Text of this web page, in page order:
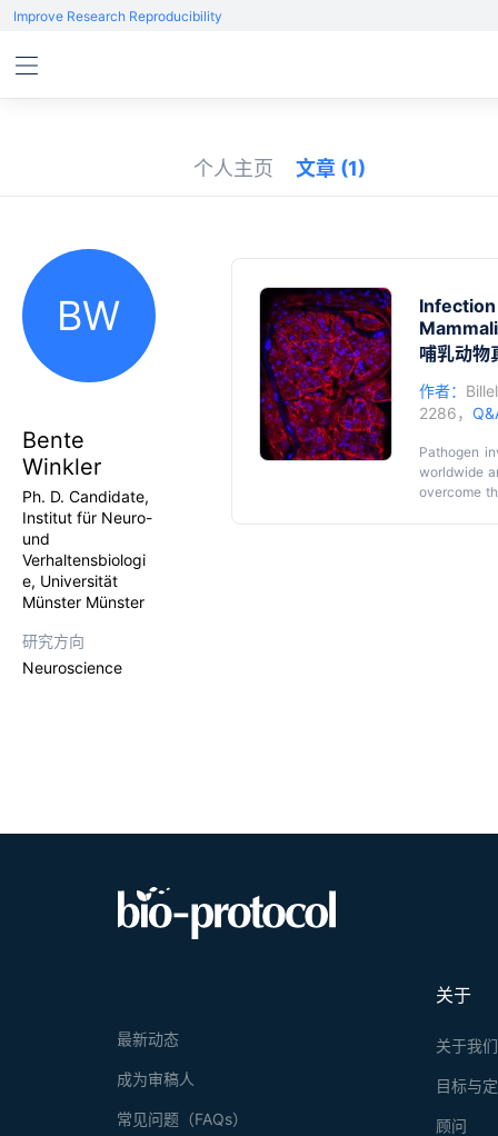
Improve Research Reproducibility
个人主页 文章 (1)
BW
Bente
Winkler
Ph. D. Candidate,
Institut für Neuro-
und
Verhaltensbiologi
e, Universität
Münster Münster
研究方向
Neuroscience
哺乳动物
作者：
2286，
Pathogen
worldwide
overcome
关于
关于我们
目标与
顾问
最新动态
成为审稿人
常见问题（FAQs）